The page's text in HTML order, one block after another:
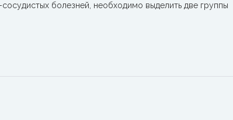
болезней, необходимо выделить две группы